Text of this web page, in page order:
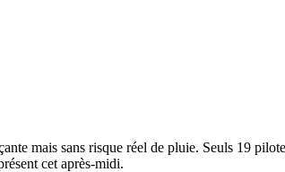
mais sans risque réel de pluie. Seuls 19
cet après-midi.